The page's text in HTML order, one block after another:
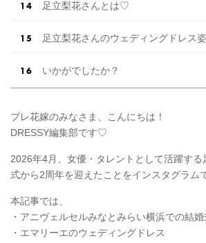
足立梨花さんとは♡
足立梨花さんのウェディングドレス
いかがでしたか？
プレ花嫁のみなさま、こんにちは！
DRESSY編集部です♡
2026年4月、女優・タレントとして活躍す
式から2周年を迎えたことをインスタグラム
本記事では、
・アニヴェルセルみなとみらい横浜での結
・エマリーエのウェディングドレス